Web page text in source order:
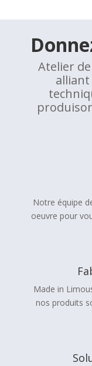
Atelier
Notre équipe
oeuvre pour
Made in
nos produits